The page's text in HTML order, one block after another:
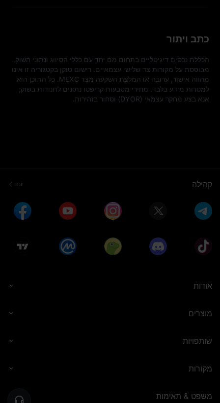
כתב ויתור
אנא בצע מחקר עצמאי (DYOR) וסחור בזהירות.
קהילה יוֹתֵר
אודות
מוצרים
שותפויות
מקורות
משפט & תאימות